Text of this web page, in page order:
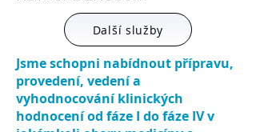
Další služby
Jsme schopni nabídnout přípravu,
provedení, vedení a
vyhodnocování klinických
hodnocení od fáze I do fáze IV v